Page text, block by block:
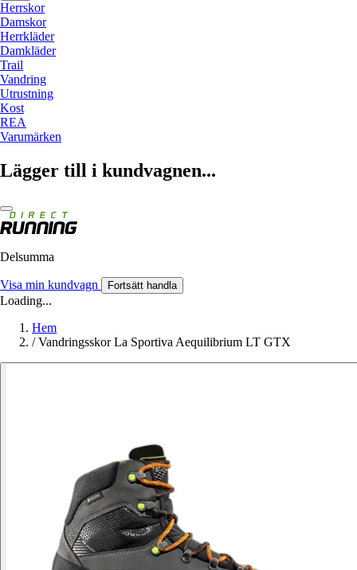
Herrskor
Damskor
Herrkläder
Damkläder
Trail
Vandring
Utrustning
Kost
REA
Varumärken
Lägger till i kundvagnen...
Delsumma
Visa min kundvagn Fortsätt handla
Loading...
Hem
/ Vandringsskor La Sportiva Aequilibrium LT GTX